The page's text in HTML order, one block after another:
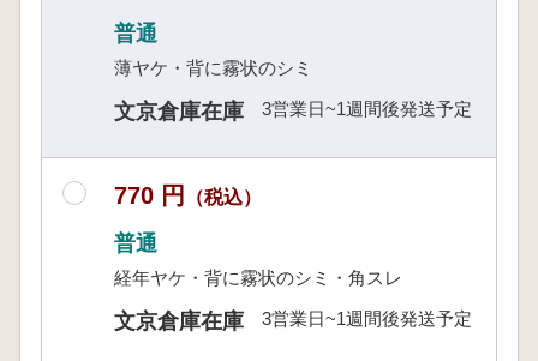
普通
薄ヤケ・背に霧状のシミ
文京倉庫在庫 3営業日~1週間後発送予定
770 円 （税込）
普通
経年ヤケ・背に霧状のシミ・角スレ
文京倉庫在庫 3営業日~1週間後発送予定